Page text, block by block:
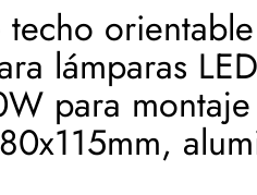
techo
lámparas
para